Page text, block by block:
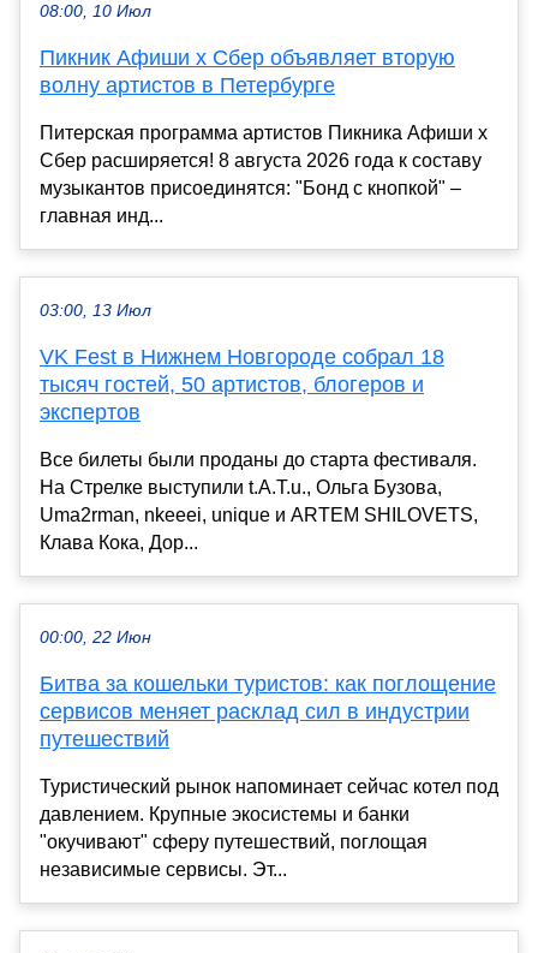
08:00, 10 Июл
Пикник Афиши x Сбер объявляет вторую
волну артистов в Петербурге
Питерская программа артистов Пикника Афиши x
Сбер расширяется! 8 августа 2026 года к составу
музыкантов присоединятся: "Бонд с кнопкой" –
главная инд...
03:00, 13 Июл
VK Fest в Нижнем Новгороде собрал 18
тысяч гостей, 50 артистов, блогеров и
экспертов
Все билеты были проданы до старта фестиваля.
На Стрелке выступили t.A.T.u., Ольга Бузова,
Uma2rman, nkeeei, unique и ARTEM SHILOVETS,
Клава Кока, Дор...
00:00, 22 Июн
Битва за кошельки туристов: как поглощение
сервисов меняет расклад сил в индустрии
путешествий
Туристический рынок напоминает сейчас котел под
давлением. Крупные экосистемы и банки
"окучивают" сферу путешествий, поглощая
независимые сервисы. Эт...